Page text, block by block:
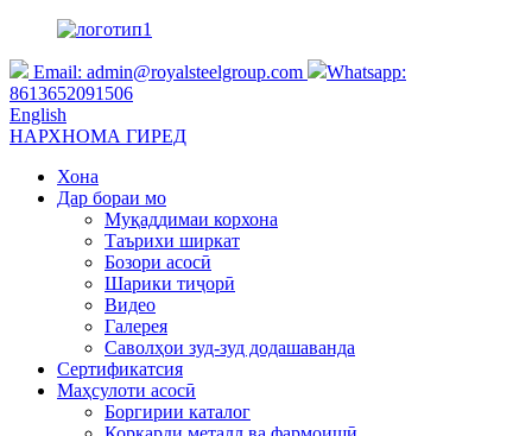
Email: admin@royalsteelgroup.com
Whatsapp:
8613652091506
English
НАРХНОМА ГИРЕД
Хона
Дар бораи мо
Муқаддимаи корхона
Таърихи ширкат
Бозори асосӣ
Шарики тиҷорӣ
Видео
Галерея
Саволҳои зуд-зуд додашаванда
Сертификатсия
Маҳсулоти асосӣ
Боргирии каталог